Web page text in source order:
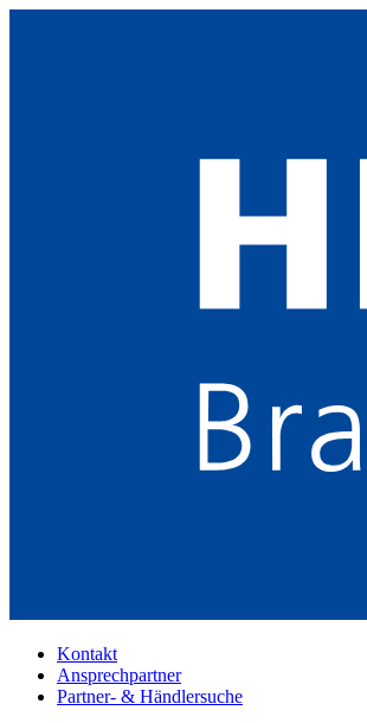
Kontakt
Ansprechpartner
Partner- & Händlersuche